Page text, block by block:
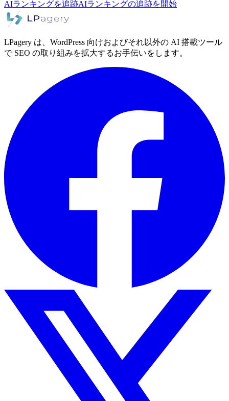
AIランキングを追跡AIランキングの追跡を開始
LPagery は、WordPress 向けおよびそれ以外の AI 搭載ツール
で SEO の取り組みを拡大するお手伝いをします。